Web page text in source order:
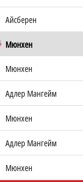
Айсберен
Мюнхен
Мюнхен
Адлер Мангейм
Мюнхен
Адлер Мангейм
Мюнхен